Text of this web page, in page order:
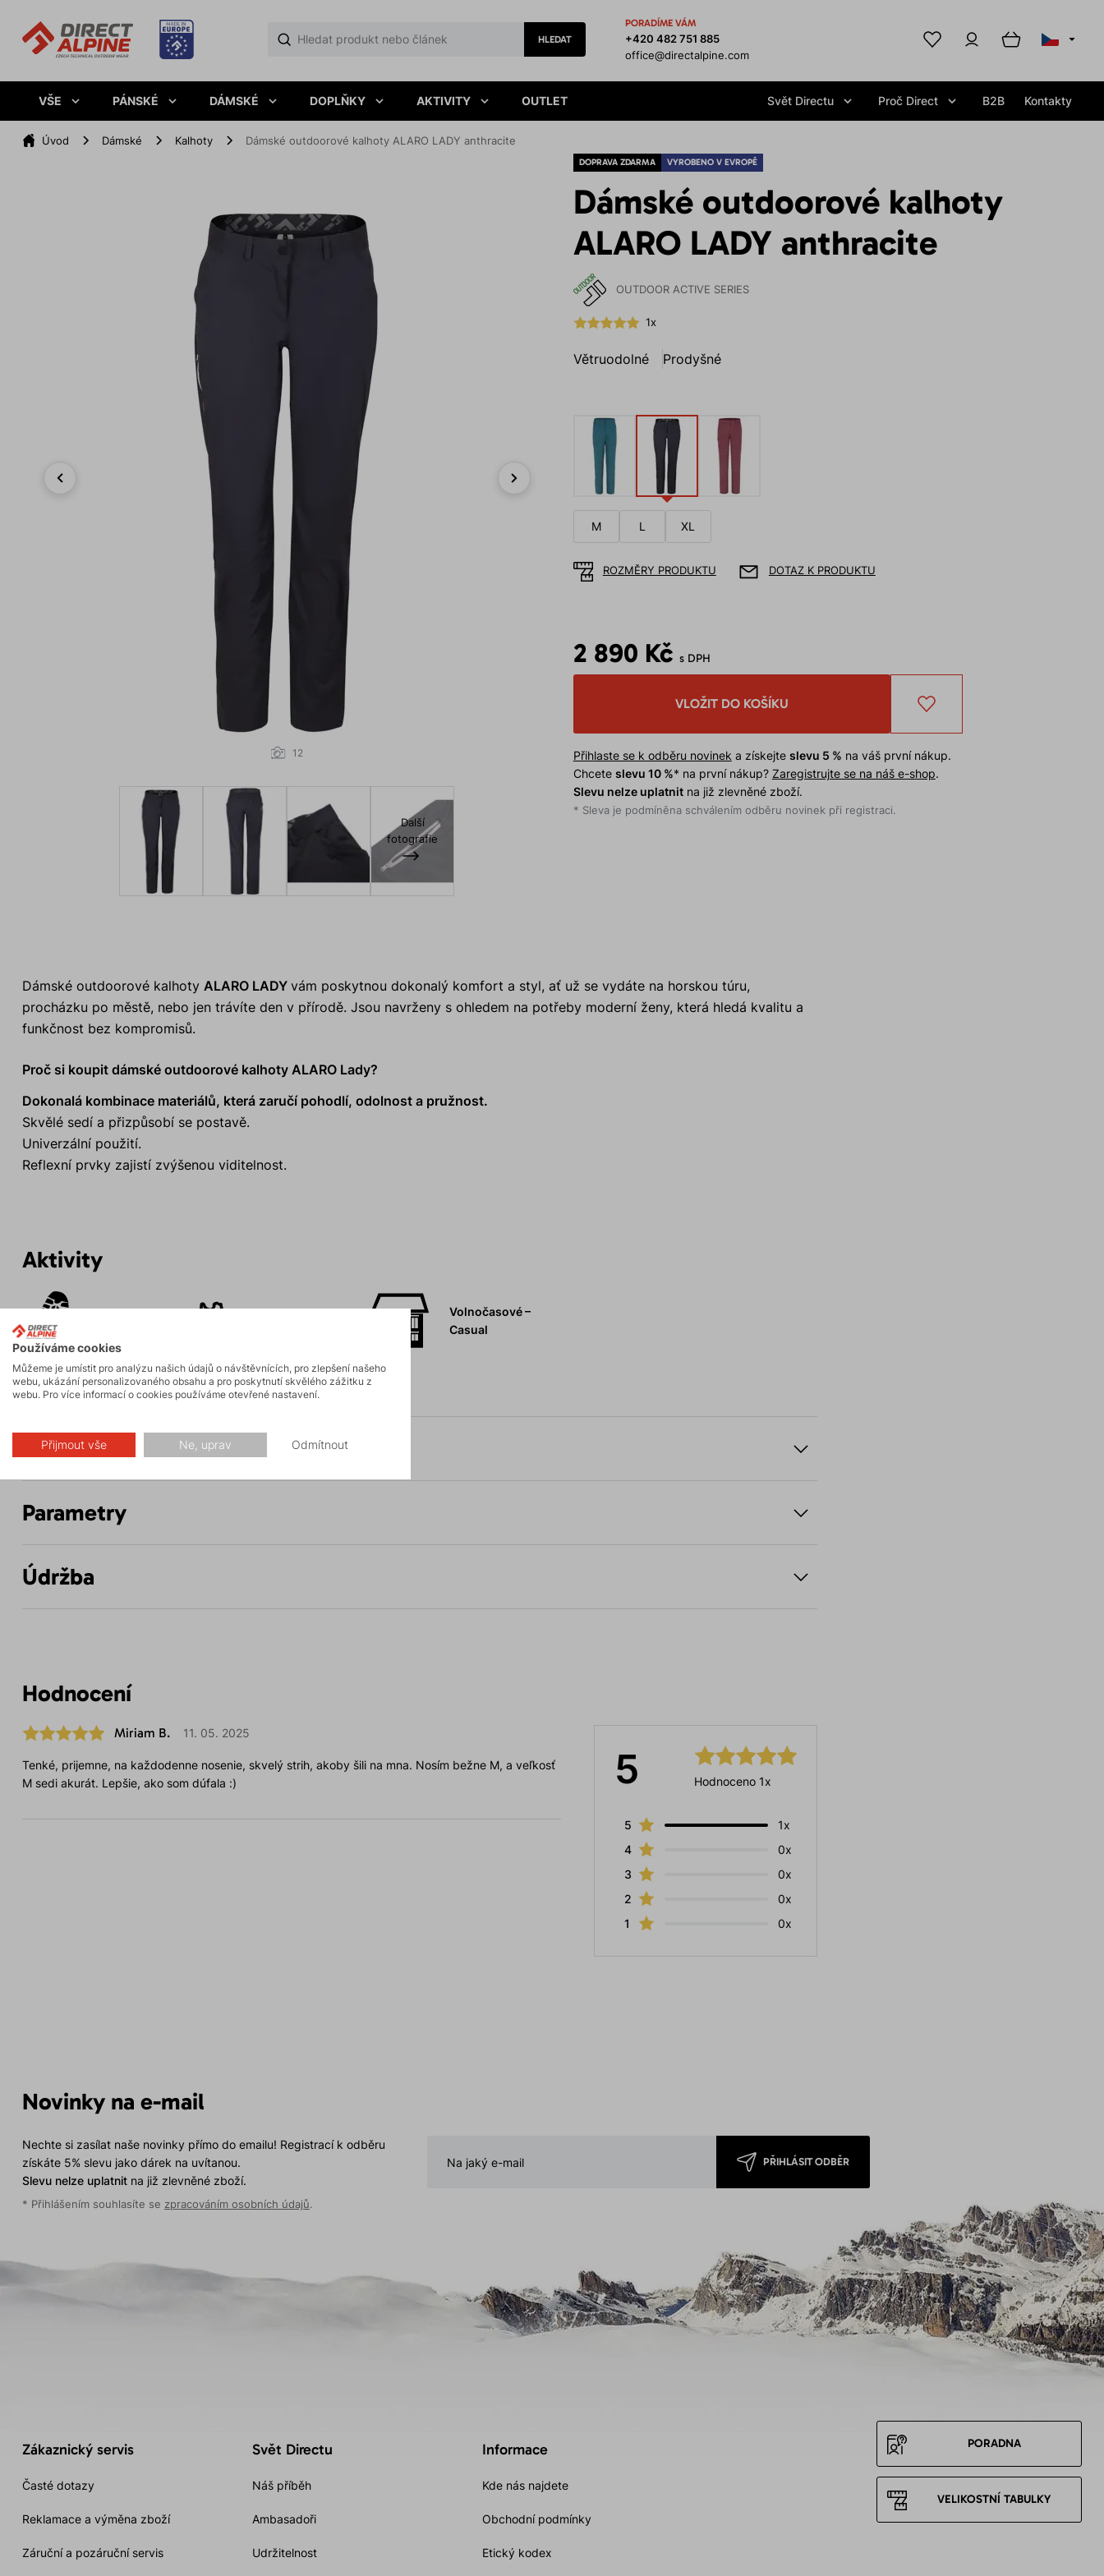
HLEDAT
PORADÍME VÁM
+420 482 751 885
office@directalpine.com
VŠE PÁNSKÉ DÁMSKÉ DOPLŇKY AKTIVITY OUTLET Svět Directu Proč Direct B2B Kontakty
Úvod Dámské Kalhoty Dámské outdoorové kalhoty ALARO LADY anthracite
DOPRAVA ZDARMA VYROBENO V EVROPĚ
Dámské outdoorové kalhoty
ALARO LADY anthracite
OUTDOOR ACTIVE SERIES
1x
Větruodolné Prodyšné
12
Další
fotografie
M L XL
ROZMĚRY PRODUKTU DOTAZ K PRODUKTU
2 890 Kč s DPH
VLOŽIT DO KOŠÍKU
Přihlaste se k odběru novinek a získejte slevu 5 % na váš první nákup.
Chcete slevu 10 %* na první nákup? Zaregistrujte se na náš e-shop.
Slevu nelze uplatnitna již zlevněné zboží.
* Sleva je podmíněna schválením odběru novinek při registraci.
Dámské outdoorové kalhoty ALARO LADY vám poskytnou dokonalý komfort a styl, ať už se vydáte na horskou túru,
procházku po městě, nebo jen trávíte den v přírodě. Jsou navrženy s ohledem na potřeby moderní ženy, která hledá kvalitu a
funkčnost bez kompromisů.
Proč si koupit dámské outdoorové kalhoty ALARO Lady?
Dokonalá kombinace materiálů, která zaručí pohodlí, odolnost a pružnost.
Skvělé sedí a přizpůsobí se postavě.
Univerzální použití.
Reflexní prvky zajistí zvýšenou viditelnost.
Aktivity
Volnočasové –
Casual
Popis
Parametry
Údržba
Hodnocení
5 Hodnoceno 1x
5
1x
4
0x
3
0x
2
0x
1
0x
Miriam B. 11. 05. 2025
Tenké, prijemne, na každodenne nosenie, skvelý strih, akoby šili na mna. Nosím bežne M, a veľkosť
M sedi akurát. Lepšie, ako som dúfala :)
Novinky na e-mail
Nechte si zasílat naše novinky přímo do emailu! Registrací k odběru
získáte 5% slevu jako dárek na uvítanou.
Slevu nelze uplatnitna již zlevněné zboží.
* Přihlášením souhlasíte se zpracováním osobních údajů.
PŘIHLÁSIT ODBĚR
Zákaznický servis
Časté dotazy
Reklamace a výměna zboží
Záruční a pozáruční servis
Svět Directu
Náš příběh
Ambasadoři
Udržitelnost
Informace
Kde nás najdete
Obchodní podmínky
Etický kodex
PORADNA
VELIKOSTNÍ TABULKY
Používáme cookies
Můžeme je umístit pro analýzu našich údajů o návštěvnících, pro zlepšení našeho
webu, ukázání personalizovaného obsahu a pro poskytnutí skvělého zážitku z
webu. Pro více informací o cookies používáme otevřené nastavení.
Přijmout vše Ne, uprav Odmítnout